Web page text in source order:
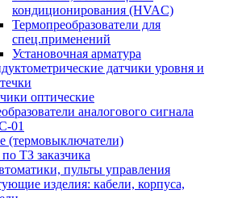
кондиционирования (HVAC)
Термопреобразователи для
спец.применений
Установочная арматура
датчики уровня и
оптические
аналогового сигнала
01
(термовыключатели)
ТЗ заказчика
пульты управления
изделия: кабели, корпуса,